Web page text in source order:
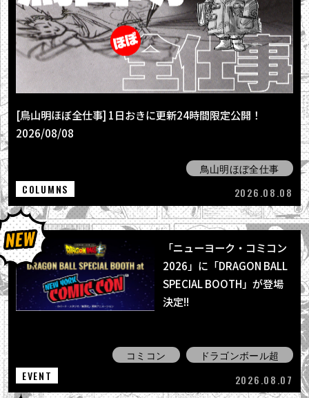
[鳥山明ほぼ全仕事] 1日おきに更新24時間限定公開！
2026/08/08
鳥山明ほぼ全仕事
COLUMNS
2026.08.08
「ニューヨーク・コミコン
2026」に「DRAGON BALL
SPECIAL BOOTH」が登場
決定!!
コミコン
ドラゴンボール超
EVENT
2026.08.07